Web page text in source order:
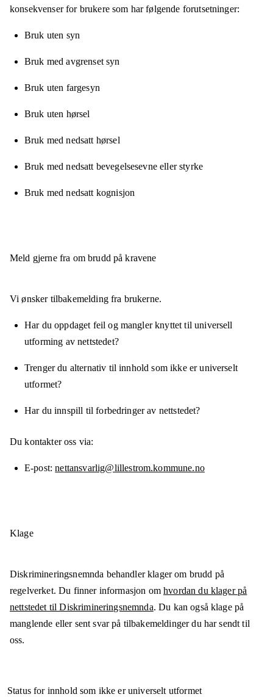
konsekvenser for brukere som har følgende forutsetninger:
Bruk uten syn
Bruk med avgrenset syn
Bruk uten fargesyn
Bruk uten hørsel
Bruk med nedsatt hørsel
Bruk med nedsatt bevegelsesevne eller styrke
Bruk med nedsatt kognisjon
Meld gjerne fra om brudd på kravene
Vi ønsker tilbakemelding fra brukerne.
Har du oppdaget feil og mangler knyttet til universell
utforming av nettstedet?
Trenger du alternativ til innhold som ikke er universelt
utformet?
Har du innspill til forbedringer av nettstedet?
Du kontakter oss via:
E-post nettansvarlig@lillestrom.kommune.no
Klage
Diskrimineringsnemnda behandler klager om brudd på
regelverket. Du finner informasjon omhvordan du klager på
nettstedet til Diskrimineringsnemnda. Du kan også klage på
manglende eller sent svar på tilbakemeldinger du har sendt til
oss.
Status for innhold som ikke er universelt utformet